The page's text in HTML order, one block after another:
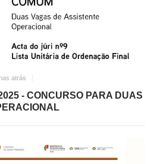
atrás
- CONCURSO PARA DUAS